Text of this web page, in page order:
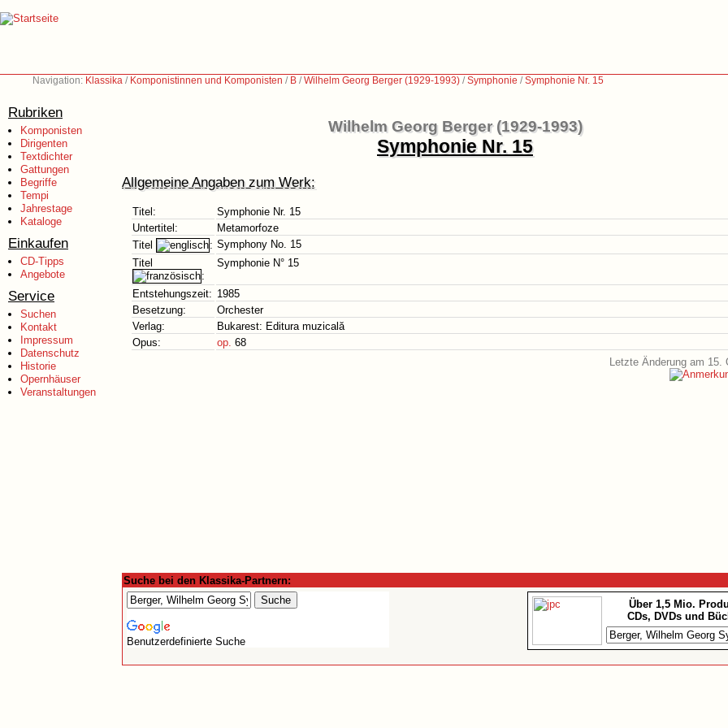
Navigation: Klassika / Komponistinnen und Komponisten / B /Wilhelm Georg Berger (1929-1993) /Symphonie /Symphonie Nr. 15
Rubriken
Komponisten
Dirigenten
Textdichter
Gattungen
Begriffe
Tempi
Jahrestage
Kataloge
Einkaufen
CD-Tipps
Angebote
Service
Suchen
Kontakt
Impressum
Datenschutz
Historie
Opernhäuser
Veranstaltungen
Wilhelm Georg Berger (1929-1993)
Symphonie Nr. 15
Allgemeine Angaben zum Werk:
Titel:
Symphonie Nr. 15
Untertitel:
Metamorfoze
Titel
: Symphony No. 15
Titel
:
Symphonie N° 15
Entstehungszeit: 1985
Besetzung:
Orchester
Verlag:
Bukarest: Editura muzicală
Opus:
op. 68
Letzte Änderung am 15.
Suche bei den Klassika-Partnern:
Benutzerdefinierte Suche
Über 1,5 Mio.
CDs, DVDs und